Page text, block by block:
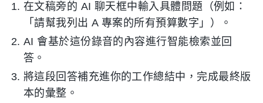
在文稿旁的 AI 聊天框中輸入具體問題（例如：
「請幫我列出 A 專案的所有預算數字」）。
AI 會基於這份錄音的內容進行智能檢索並回
答。
將這段回答補充進你的工作總結中，完成最終版
本的彙整。